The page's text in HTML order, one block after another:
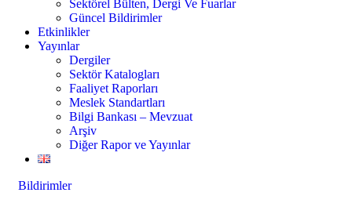
Sektörel Bülten, Dergi Ve Fuarlar
Güncel Bildirimler
Etkinlikler
Yayınlar
Dergiler
Sektör Katalogları
Faaliyet Raporları
Meslek Standartları
Bilgi Bankası – Mevzuat
Arşiv
Diğer Rapor ve Yayınlar
Bildirimler